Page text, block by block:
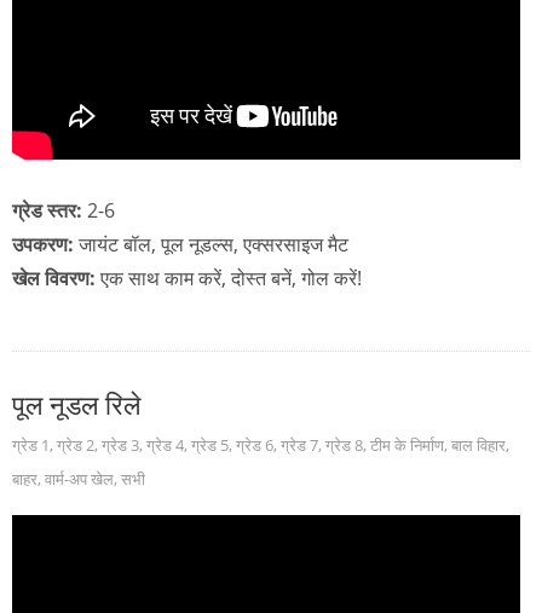
ग्रेड स्तर: 2-6
उपकरण: जायंट बॉल, पूल नूडल्स, एक्सरसाइज मैट
खेल विवरण: एक साथ काम करें, दोस्त बनें, गोल करें!
पूल नूडल रिले
ग्रेड 1, ग्रेड 2, ग्रेड 3, ग्रेड 4, ग्रेड 5, ग्रेड 6, ग्रेड 7, ग्रेड 8, टीम के निर्माण, बाल विहार,
बाहर, वार्म-अप खेल, सभी